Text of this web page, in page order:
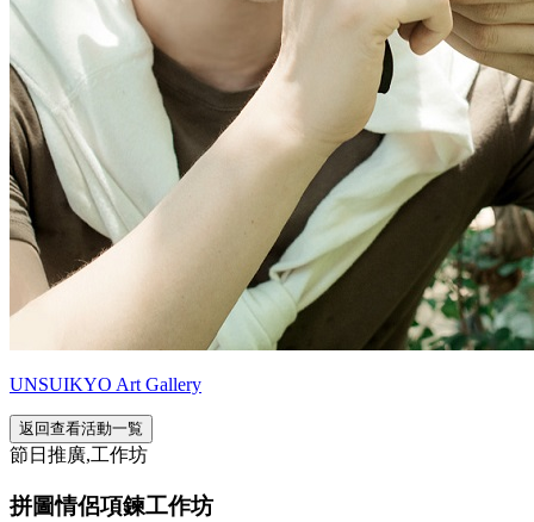
UNSUIKYO Art Gallery
返回查看活動一覧
節日推廣,工作坊
拼圖情侶項鍊工作坊